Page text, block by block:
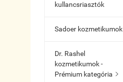
kullancsriasztók
Sadoer kozmetikumok
Dr. Rashel
kozmetikumok -
Prémium kategória 